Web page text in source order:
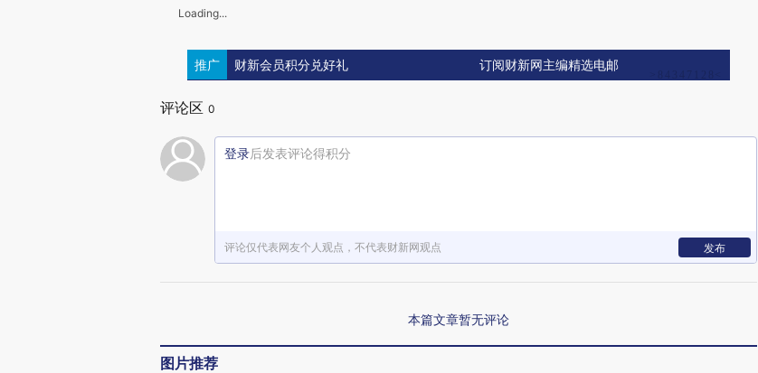
Loading...
推广 财新会员积分兑好礼 订阅财新网主编精选电邮
评论区 0
登录后发表评论得积分
评论仅代表网友个人观点，不代表财新网观点 发布
本篇文章暂无评论
图片推荐